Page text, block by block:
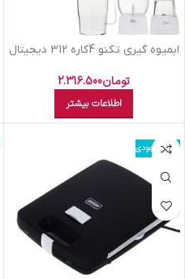
ابميوه گيري تکنو 4کاره 312 ديجيتال
تومان2.316.500
اطلاعات بیشتر
اتمام موجودی